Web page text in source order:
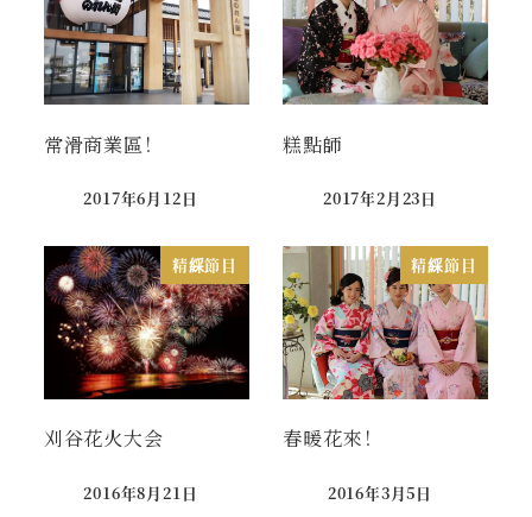
常滑商業區！
Published
2017年6月12日
糕點師
Published
2017年2月23日
精綵節目
刈谷花火大会
Published
2016年8月21日
精綵節目
春暖花來！
Published
2016年3月5日